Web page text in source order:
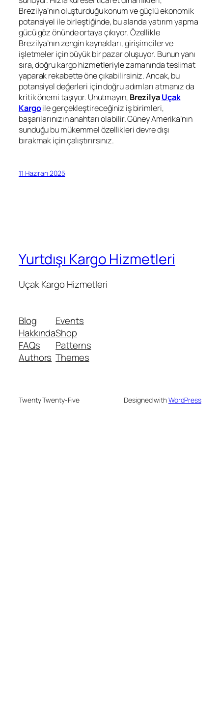
Brezilya’nın oluşturduğu konum ve güçlü ekonomik
potansiyel ile birleştiğinde, bu alanda yatırım yapma
gücü göz önünde ortaya çıkıyor. Özellikle
Brezilya’nın zengin kaynakları, girişimciler ve
işletmeler için büyük bir pazar oluşuyor. Bunun yanı
sıra, doğru kargo hizmetleriyle zamanında teslimat
yaparak rekabette öne çıkabilirsiniz. Ancak, bu
potansiyel değerleri için doğru adımları atmanız da
kritik önemi taşıyor. Unutmayın, BrezilyaUçak
Kargoile gerçekleştireceğiniz iş birimleri,
başarılarınızın anahtarı olabilir. Güney Amerika’nın
sunduğu bu mükemmel özellikleri devre dışı
bırakmak için çalıştırırsınız.
11 Haziran 2025
Yurtdışı Kargo Hizmetleri
Uçak Kargo Hizmetleri
Blog
Hakkında
FAQs
Authors
Events
Shop
Patterns
Themes
Twenty Twenty-Five Designed withWordPress